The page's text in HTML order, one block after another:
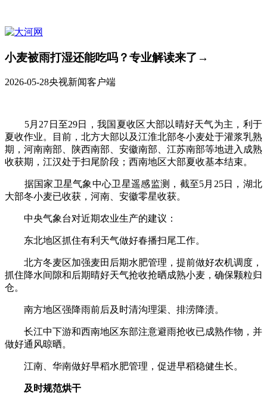
小麦被雨打湿还能吃吗？专业解读来了→
2026-05-28央视新闻客户端
5月27日至29日，我国夏收区大部以晴好天气为主，利于
夏收作业。目前，北方大部以及江淮北部冬小麦处于灌浆乳熟
期，河南南部、陕西南部、安徽南部、江苏南部等地进入成熟
收获期，江汉处于扫尾阶段；西南地区大部夏收基本结束。
据国家卫星气象中心卫星遥感监测，截至5月25日，湖北
大部冬小麦已收获，河南、安徽零星收获。
中央气象台对近期农业生产的建议：
东北地区抓住有利天气做好春播扫尾工作。
北方冬麦区加强麦田后期水肥管理，提前做好农机调度，
抓住降水间隙和后期晴好天气抢收抢晒成熟小麦，确保颗粒归
仓。
南方地区强降雨前后及时清沟理渠、排涝降渍。
长江中下游和西南地区东部注意避雨抢收已成熟作物，并
做好通风晾晒。
江南、华南做好早稻水肥管理，促进早稻稳健生长。
及时规范烘干